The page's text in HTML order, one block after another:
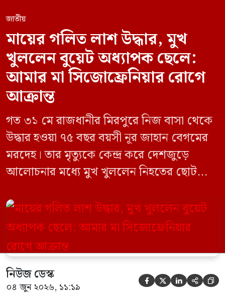
জাতীয়
মায়ের গলিত লাশ উদ্ধার, মুখ
খুললেন বুয়েট অধ্যাপক ছেলে:
আমার মা সিজোফ্রেনিয়ার রোগে
আক্রান্ত
গত ৩১ মে রাজধানীর মিরপুরে নিজ বাসা থেকে
উদ্ধার হওয়া ৭৫ বছর বয়সী নূর জাহান বেগমের
মরদেহ। তার মৃত্যুকে কেন্দ্র করে দেশজুড়ে
আলোচনার মধ্যে মুখ খুললেন নিহতের ছোট
(বুয়েট) অধ্যাপক একেএম আশিকুর রহমান।
তিনি পরিবারের বিরুদ্ধে ছড়ানো বিভিন্ন তথ্যকে
মিথ্যা বলে দাবি করেছেন। বুধবার (৩ জুন)
গণমাধ্যমে দেওয়া বক্তব্যে তিনি এই […]
নিউজ ডেস্ক
০৪ জুন ২০২৬, ১১:১৯     